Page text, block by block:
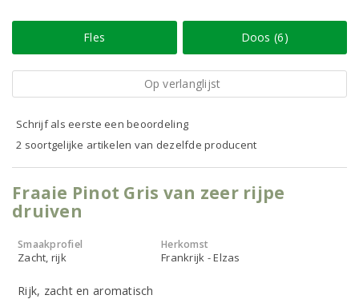
Fles Doos (6)
Op verlanglijst
Schrijf als eerste een beoordeling
2 soortgelijke artikelen van dezelfde producent
Fraaie Pinot Gris van zeer rijpe
druiven
Smaakprofiel
Zacht, rijk
Herkomst
Frankrijk - Elzas
Rijk, zacht en aromatisch